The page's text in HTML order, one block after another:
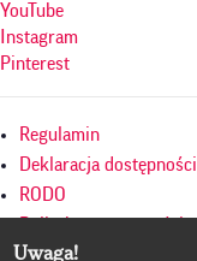
YouTube
Instagram
Pinterest
Menu
w
stopce
Regulamin
Deklaracja dostępności
RODO
Mapa serwisu
Uwaga!